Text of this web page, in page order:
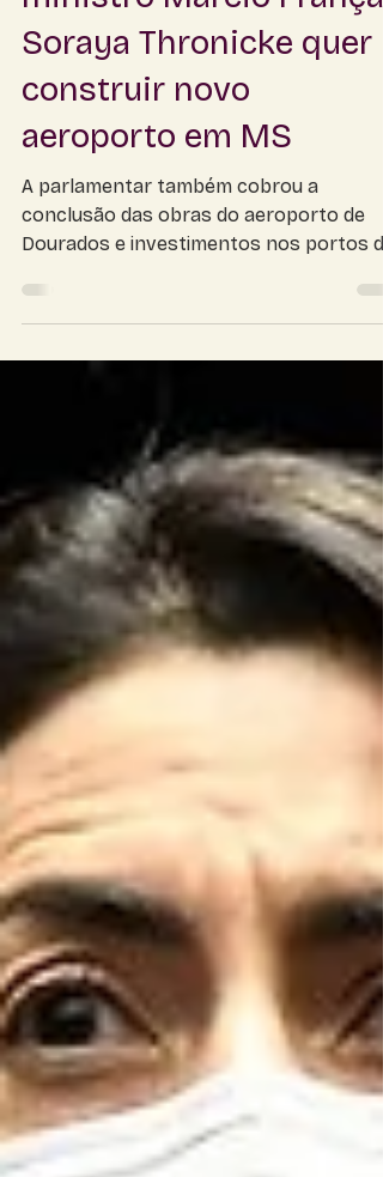
Após reunião com
ministro Márcio França,
Soraya Thronicke quer
construir novo
aeroporto em MS
A parlamentar também cobrou a
conclusão das obras do aeroporto de